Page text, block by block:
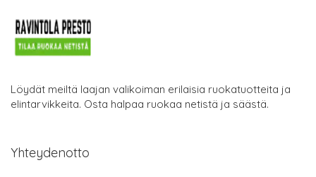
Löydät meiltä laajan valikoiman erilaisia ruokatuotteita ja
elintarvikkeita. Osta halpaa ruokaa netistä ja säästä.
Yhteydenotto